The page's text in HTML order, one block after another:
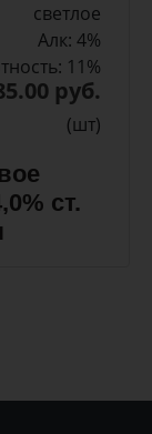
светлое
Алк: 4%
11%
руб.
(шт)
ст.